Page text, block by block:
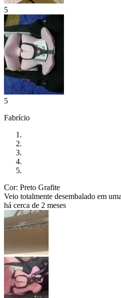
5
5
Fabrício
Cor: Preto Grafite
Veio totalmente desembalado em
há cerca de 2 meses